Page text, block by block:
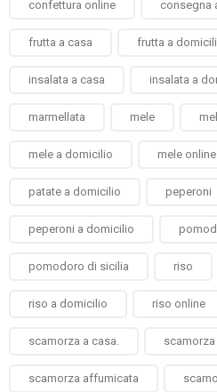
confettura online consegna
frutta a casa frutta a
insalata a casa insalata a
marmellata mele
mele a domicilio mele online
patate a domicilio peperoni
peperoni a domicilio
pomodoro di sicilia riso
riso a domicilio riso online
scamorza a casa.
scamorza affumicata